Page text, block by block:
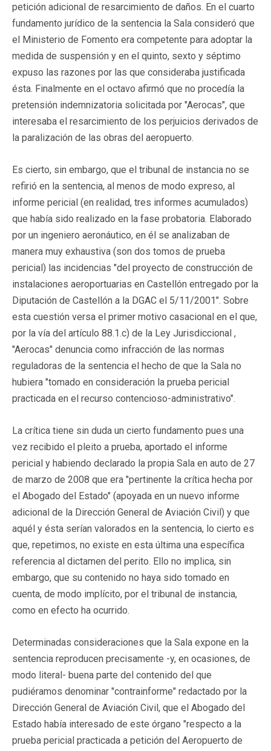
petición adicional de resarcimiento de daños. En el cuarto
fundamento jurídico de la sentencia la Sala consideró que
el Ministerio de Fomento era competente para adoptar la
medida de suspensión y en el quinto, sexto y séptimo
expuso las razones por las que consideraba justificada
ésta. Finalmente en el octavo afirmó que no procedía la
pretensión indemnizatoria solicitada por "Aerocas", que
interesaba el resarcimiento de los perjuicios derivados de
la paralización de las obras del aeropuerto.
Es cierto, sin embargo, que el tribunal de instancia no se
refirió en la sentencia, al menos de modo expreso, al
informe pericial (en realidad, tres informes acumulados)
que había sido realizado en la fase probatoria. Elaborado
por un ingeniero aeronáutico, en él se analizaban de
manera muy exhaustiva (son dos tomos de prueba
pericial) las incidencias "del proyecto de construcción de
instalaciones aeroportuarias en Castellón entregado por la
Diputación de Castellón a la DGAC el 5/11/2001". Sobre
esta cuestión versa el primer motivo casacional en el que,
por la vía del artículo 88.1.c) de la Ley Jurisdiccional ,
"Aerocas" denuncia como infracción de las normas
reguladoras de la sentencia el hecho de que la Sala no
hubiera "tomado en consideración la prueba pericial
practicada en el recurso contencioso-administrativo".
La crítica tiene sin duda un cierto fundamento pues una
vez recibido el pleito a prueba, aportado el informe
pericial y habiendo declarado la propia Sala en auto de 27
de marzo de 2008 que era "pertinente la crítica hecha por
el Abogado del Estado" (apoyada en un nuevo informe
adicional de la Dirección General de Aviación Civil) y que
aquél y ésta serían valorados en la sentencia, lo cierto es
que, repetimos, no existe en esta última una específica
referencia al dictamen del perito. Ello no implica, sin
embargo, que su contenido no haya sido tomado en
cuenta, de modo implícito, por el tribunal de instancia,
como en efecto ha ocurrido.
Determinadas consideraciones que la Sala expone en la
sentencia reproducen precisamente -y, en ocasiones, de
modo literal- buena parte del contenido del que
pudiéramos denominar "contrainforme" redactado por la
Dirección General de Aviación Civil, que el Abogado del
Estado había interesado de este órgano "respecto a la
prueba pericial practicada a petición del Aeropuerto de